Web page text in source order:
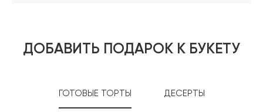
ДОБАВИТЬ ПОДАРОК К БУКЕТУ
ГОТОВЫЕ ТОРТЫ ДЕСЕРТЫ